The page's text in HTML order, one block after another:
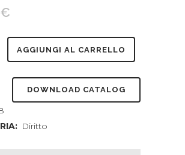
€
AGGIUNGI AL CARRELLO
DOWNLOAD CATALOG
Diritto